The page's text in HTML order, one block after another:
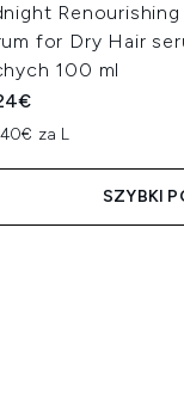
for Dry Hair
100 ml
za L
SZYBKI